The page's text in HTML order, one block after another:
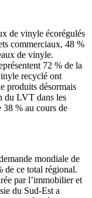
de vinyle écorégulés
commerciaux, 48 %
de vinyle.
72 % de la
recyclé ont
produits désormais
du LVT dans les
38 % au cours de
mondiale de
de ce total régional.
par l’immobilier et
du Sud-Est a